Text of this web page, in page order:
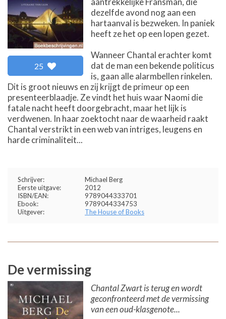
25
dezelfde avond nog aan een
hartaanval is bezweken. In paniek
heeft ze het op een lopen gezet.
Wanneer Chantal erachter komt
dat de man een bekende politicus
is, gaan alle alarmbellen rinkelen.
Dit is groot nieuws en zij krijgt de primeur op een
presenteerblaadje. Ze vindt het huis waar Naomi die
fatale nacht heeft doorgebracht, maar het lijk is
verdwenen. In haar zoektocht naar de waarheid raakt
Chantal verstrikt in een web van intriges, leugens en
harde criminaliteit...
Schrijver:
Michael Berg
Eerste uitgave:
2012
ISBN/EAN:
9789044333701
Ebook:
9789044334753
Uitgever:
The House of Books
De vermissing
Chantal Zwart is terug en wordt
geconfronteerd met de vermissing
van een oud-klasgenote...